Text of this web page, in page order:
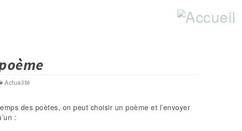
Aller au contenu
Actualité
des poètes, on peut choisir un poème et l’envoyer
: